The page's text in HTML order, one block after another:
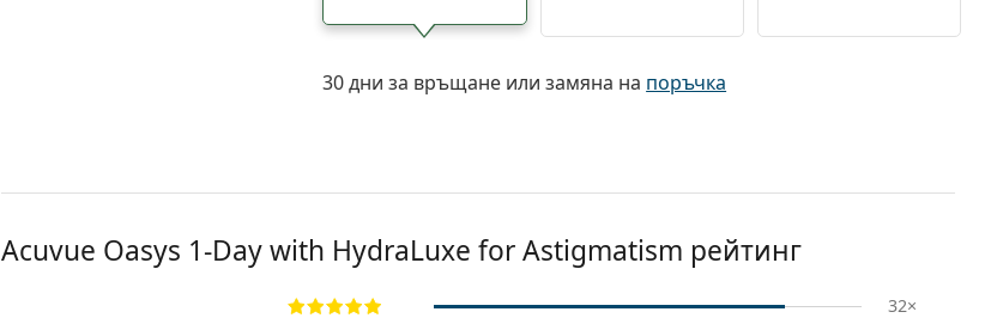
30 дни за връщане или замяна на поръчка
Acuvue Oasys 1-Day with HydraLuxe for Astigmatism рейтинг
32×